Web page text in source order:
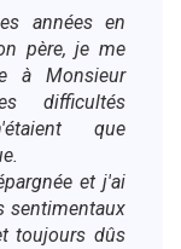
années en
père, je me
à Monsieur
difficultés
que
et j'ai
sentimentaux
toujours dûs